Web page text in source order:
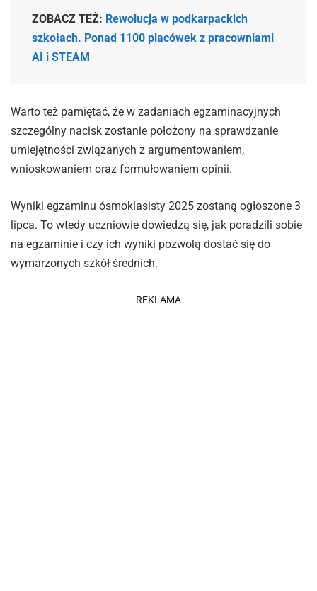
ZOBACZ TEŻ: Rewolucja w podkarpackich
szkołach. Ponad 1100 placówek z pracowniami
AI i STEAM
Warto też pamiętać, że w zadaniach egzaminacyjnych
szczególny nacisk zostanie położony na sprawdzanie
umiejętności związanych z argumentowaniem,
wnioskowaniem oraz formułowaniem opinii.
Wyniki egzaminu ósmoklasisty 2025 zostaną ogłoszone 3
lipca. To wtedy uczniowie dowiedzą się, jak poradzili sobie
na egzaminie i czy ich wyniki pozwolą dostać się do
wymarzonych szkół średnich.
REKLAMA